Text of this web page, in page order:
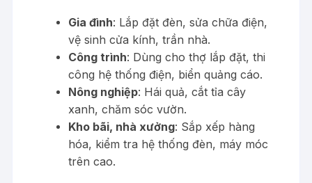
Gia đình: Lắp đặt đèn, sửa chữa điện,
vệ sinh cửa kính, trần nhà.
Công trình: Dùng cho thợ lắp đặt, thi
công hệ thống điện, biển quảng cáo.
Nông nghiệp: Hái quả, cắt tỉa cây
xanh, chăm sóc vườn.
Kho bãi, nhà xưởng: Sắp xếp hàng
hóa, kiểm tra hệ thống đèn, máy móc
trên cao.